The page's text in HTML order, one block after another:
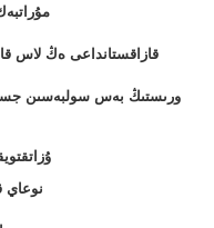
قازاقستانداعى ەڭ لاس
ورىستىڭ بەس سولبەسىن
نوعاي